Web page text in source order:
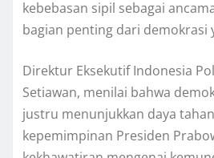
kebebasan sipil sebagai
bagian penting dari demokrasi
Direktur Eksekutif Indonesia
Setiawan, menilai bahwa
justru menunjukkan daya
kepemimpinan Presiden